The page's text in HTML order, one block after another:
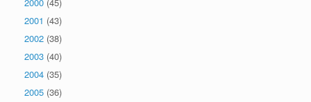
2001 (43)
2002 (38)
2003 (40)
2004 (35)
2005 (36)